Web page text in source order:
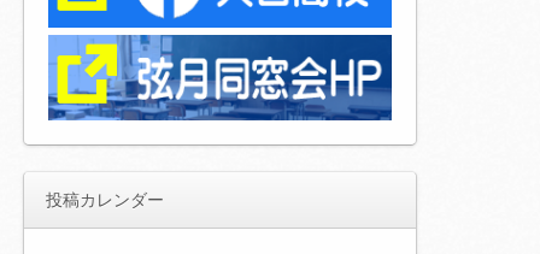
投稿カレンダー